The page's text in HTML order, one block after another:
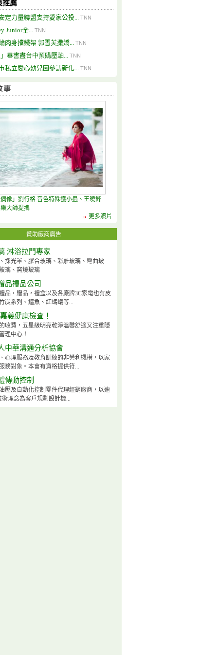
推薦
定力量聯盟支持愛家公投... TNN
Junior全... TNN
肉身擋鐵架 郭雪芙撒嬌... TNN
畢書盡台中預購壓軸... TNN
私立愛心幼兒園參訪新化... TNN
像」劉行格 音色特殊獲小蟲、王曉鋒
大師提攜
更多照片
贊助廠商廣告
淋浴拉門專家
採光罩、膠合玻璃、彩雕玻璃、彎曲玻
璃、窯燒玻璃
品禮品公司
品，贈品，禮盒以及各廠牌3C家電也有皮
炭系列、鱷魚、紅螞蟻等...
義健康檢查！
收費，五星級明亮乾淨溫馨舒適又注重隱
理中心！
中華溝通分析協會
心理服務及教育訓練的非營利機構，以家
務對象。本會有資格提供符...
傳動控制
壓及自動化控制零件代理經銷廠商，以速
術理念為客戶規劃設計機...